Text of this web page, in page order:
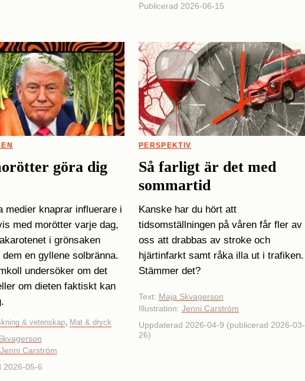
Publicerad 2026-06-15
göra dig
medier knaprar influerare i
med morötter varje dag,
i grönsaken
dem en gyllene solbränna.
undersöker om det
om dieten faktiskt kan
& vetenskap, Mat & dryck
Jenni Carström
2026-05-6
PERSPEKTIV
Så farligt är det med
sommartid
Kanske har du hört att
tidsomställningen på våren får fler av
oss att drabbas av stroke och
hjärtinfarkt samt råka illa ut i trafiken.
Stämmer det?
Text: Maja Skvagerson
Illustration:Jenni Carström
Uppdaterad 2026-04-9 (publicerad 2026-03-
26)